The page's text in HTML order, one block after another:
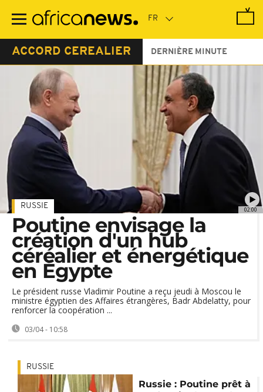
contenu
ACCORD CEREALIER DERNIÈRE MINUTE
02:00
RUSSIE
Poutine envisage la
création d'un hub
céréalier et énergétique
en Égypte
Le président russe Vladimir Poutine a reçu jeudi à Moscou le
ministre égyptien des Affaires étrangères, Badr Abdelatty, pour
renforcer la coopération ...
03/04 - 10:58
RUSSIE
Russie : Poutine prêt à